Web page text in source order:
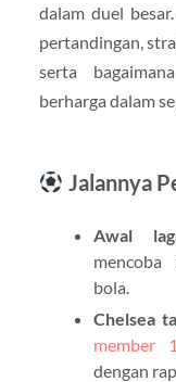
dalam duel
pertandingan,
serta
berharga dalam
Jalannya
Awal
mencoba
bola.
Chelsea
member
dengan